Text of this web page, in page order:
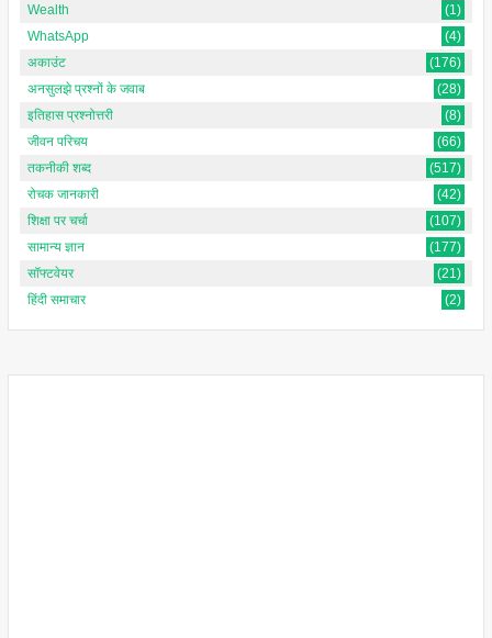
Wealth
(1)
WhatsApp
(4)
अकाउंट
(176)
अनसुलझे प्रश्नों के जवाब
(28)
इतिहास प्रश्नोत्तरी
(8)
जीवन परिचय
(66)
तकनीकी शब्द
(517)
रोचक जानकारी
(42)
शिक्षा पर चर्चा
(107)
सामान्य ज्ञान
(177)
सॉफ्टवेयर
(21)
हिंदी समाचार
(2)